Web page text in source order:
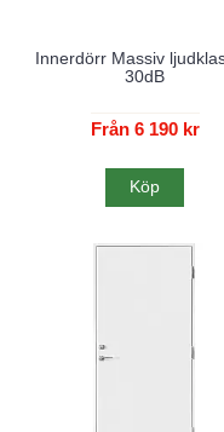
Innerdörr Massiv
30dB
Från 6 190 kr
Köp